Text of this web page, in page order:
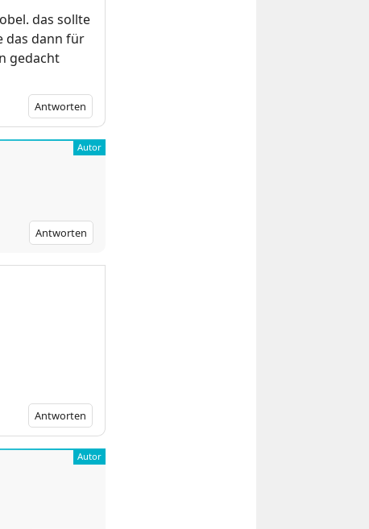
das sollte
das dann für
gedacht
Antworten
Antworten
Antworten